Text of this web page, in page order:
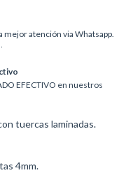
mejor atención via Whatsapp.
EFECTIVO en nuestros
tuercas laminadas.
4mm.